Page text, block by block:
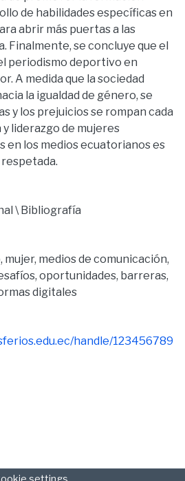
de habilidades específicas en
abrir más puertas a las
Finalmente, se concluye que el
periodismo deportivo en
A medida que la sociedad
la igualdad de género, se
y los prejuicios se rompan cada
liderazgo de mujeres
en los medios ecuatorianos es
respetada.
\ Bibliografía
, mujer, medios de comunicación,
, oportunidades, barreras,
digitales
handle/123456789
settings